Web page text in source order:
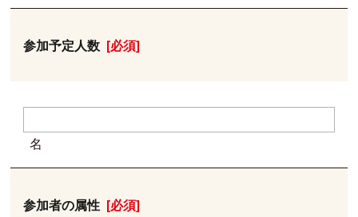
参加予定人数 [必須]
名
参加者の属性 [必須]